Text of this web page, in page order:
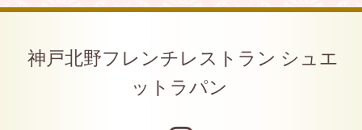
神戸北野フレンチレストラン シュエ
ットラパン